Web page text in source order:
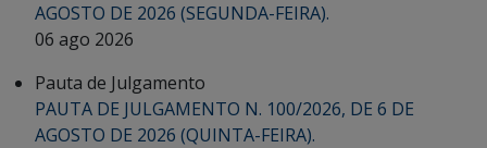
AGOSTO DE 2026 (SEGUNDA-FEIRA).
06 ago 2026
Pauta de Julgamento
PAUTA DE JULGAMENTO N. 100/2026, DE 6 DE
AGOSTO DE 2026 (QUINTA-FEIRA).